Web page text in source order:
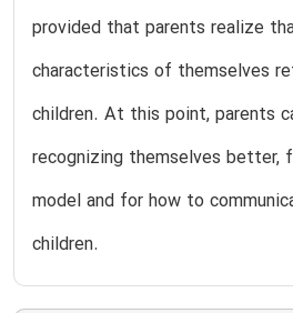
provided that parents realize
characteristics of themselves
children. At this point, parents
recognizing themselves better,
model and for how to
children.